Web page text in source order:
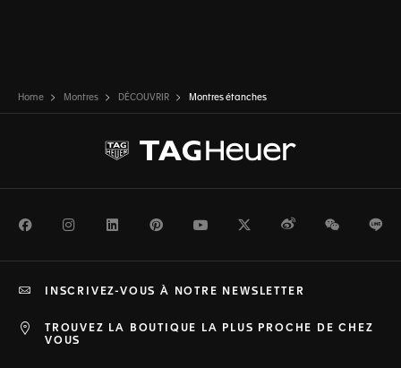
Home Montres DÉCOUVRIR Montres étanches
FacebookInstagramLinkedInPinterestYoutubeTwitterWeiboWeChat
TROUVEZ LA BOUTIQUE LA PLUS PROCHE DE CHEZ
VOUS
INSCRIVEZ-VOUS À NOTRE NEWSLETTER